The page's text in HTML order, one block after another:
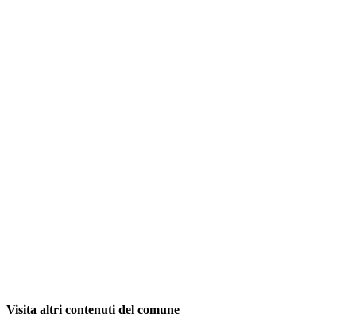
Visita altri contenuti del comune